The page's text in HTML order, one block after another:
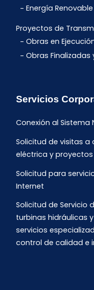
Energía Renovable
Proyectos de
Obras en
Obras Finalizadas
Servicios
Conexión al Sistema
Solicitud de visitas a
eléctrica y
Solicitud para
Internet
Solicitud de Servicio
turbinas hidráulicas
servicios
control de calidad e